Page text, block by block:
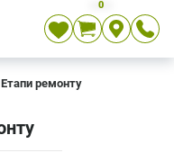
0
Етапи ремонту